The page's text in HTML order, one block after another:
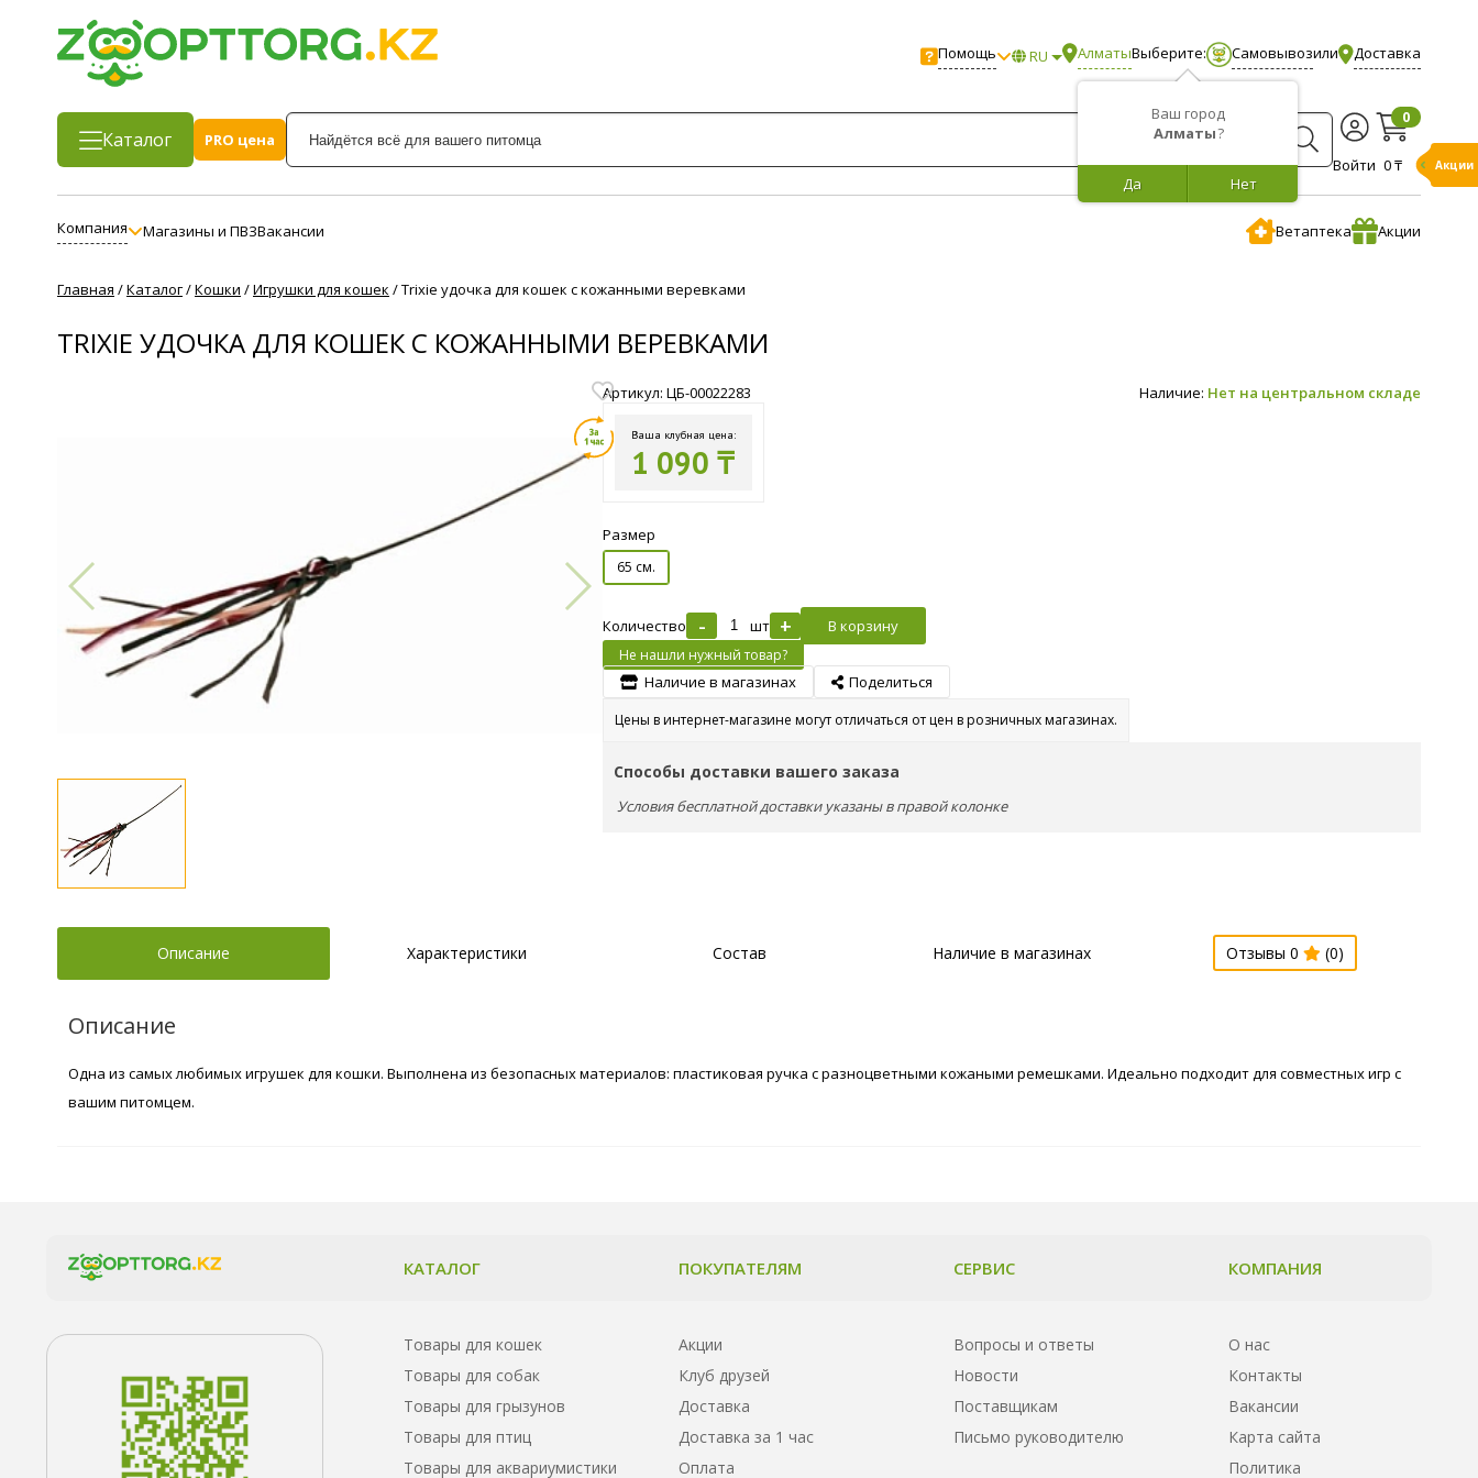
Помощь RU Алматы
Ваш город
Алматы?
Нет
Да
Выберите: Самовывозили Доставка
Каталог
PRO цена
Войти
0
0 ₸
Компания Магазины и ПВЗВакансии Ветаптека Акции
Главная /Каталог/Кошки /Игрушки для кошек /Trixie удочка для кошек с кожанными веревками
TRIXIE УДОЧКА ДЛЯ КОШЕК С КОЖАННЫМИ ВЕРЕВКАМИ
Артикул: ЦБ-00022283 Наличие: Нет на центральном складе
Ваша клубная цена:
1 090 ₸
Размер
65 см.
Количество - шт + В корзину
Не нашли нужный товар?
Наличие в магазинах Поделиться
Цены в интернет-магазине могут отличаться от цен в розничных магазинах.
Способы доставки вашего заказа
Условия бесплатной доставки указаны в правой колонке
Описание Характеристики Состав Наличие в магазинах Отзывы 0 (0)
Описание
Одна из самых любимых игрушек для кошки. Выполнена из безопасных материалов: пластиковая ручка с разноцветными кожаными ремешками. Идеально подходит для совместных игр с
вашим питомцем.
КАТАЛОГ
Товары для кошек
Товары для собак
Товары для грызунов
Товары для птиц
Товары для аквариумистики
ПОКУПАТЕЛЯМ
Акции
Клуб друзей
Доставка
Доставка за 1 час
Оплата
СЕРВИС
Вопросы и ответы
Новости
Поставщикам
Письмо руководителю
КОМПАНИЯ
О нас
Контакты
Вакансии
Карта сайта
Политика
Акции